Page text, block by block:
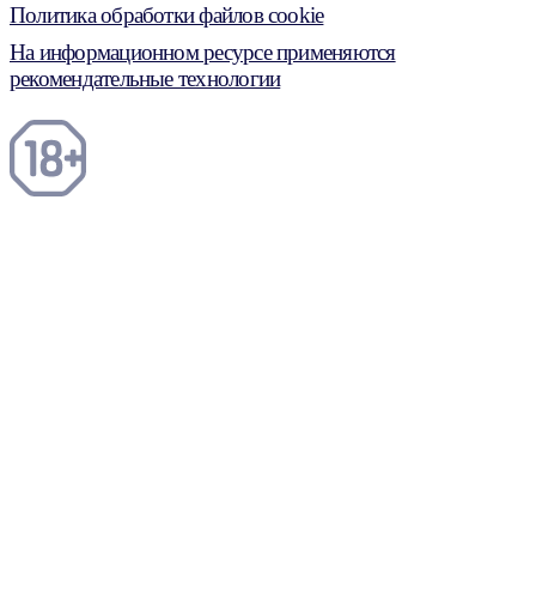
Политика обработки файлов cookie
На информационном ресурсе применяются
рекомендательные технологии